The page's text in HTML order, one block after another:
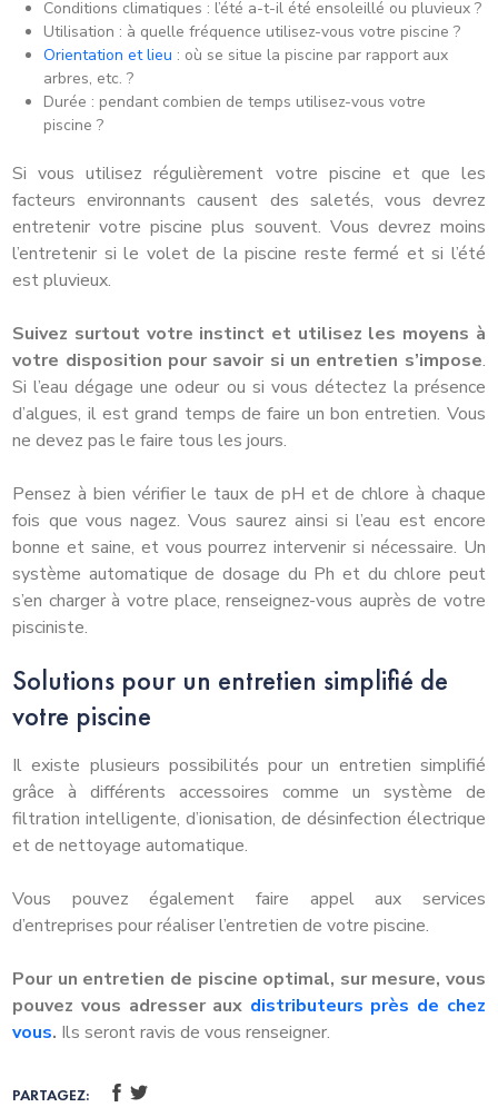
Conditions climatiques : l’été a-t-il été ensoleillé ou pluvieux ?
Utilisation : à quelle fréquence utilisez-vous votre piscine ?
Orientation et lieu : où se situe la piscine par rapport aux
arbres, etc. ?
Durée : pendant combien de temps utilisez-vous votre
piscine ?
Si vous utilisez régulièrement votre piscine et que les
facteurs environnants causent des saletés, vous devrez
entretenir votre piscine plus souvent. Vous devrez moins
l’entretenir si le volet de la piscine reste fermé et si l’été
est pluvieux.
Suivez surtout votre instinct et utilisez les moyens à
votre disposition pour savoir si un entretien s’impose.
Si l’eau dégage une odeur ou si vous détectez la présence
d’algues, il est grand temps de faire un bon entretien. Vous
ne devez pas le faire tous les jours.
Pensez à bien vérifier le taux de pH et de chlore à chaque
fois que vous nagez. Vous saurez ainsi si l’eau est encore
bonne et saine, et vous pourrez intervenir si nécessaire. Un
système automatique de dosage du Ph et du chlore peut
s’en charger à votre place, renseignez-vous auprès de votre
pisciniste.
Solutions pour un entretien simplifié de
votre piscine
Il existe plusieurs possibilités pour un entretien simplifié
grâce à différents accessoires comme un système de
filtration intelligente, d’ionisation, de désinfection électrique
et de nettoyage automatique.
Vous pouvez également faire appel aux services
d’entreprises pour réaliser l’entretien de votre piscine.
Pour un entretien de piscine optimal, sur mesure, vous
pouvez vous adresser aux distributeurs près de chez
vous. Ils seront ravis de vous renseigner.
PARTAGEZ: